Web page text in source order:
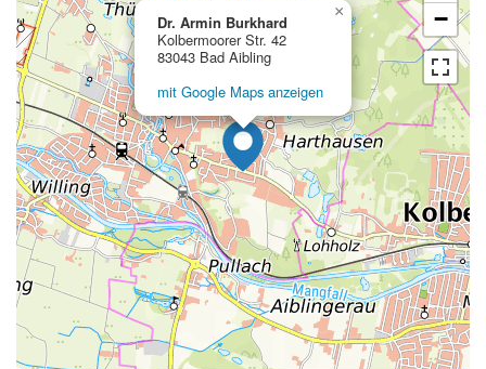
Dr. Armin Burkhard
Kolbermoorer Str. 42
83043 Bad Aibling
mit Google Maps anzeigen
×
−